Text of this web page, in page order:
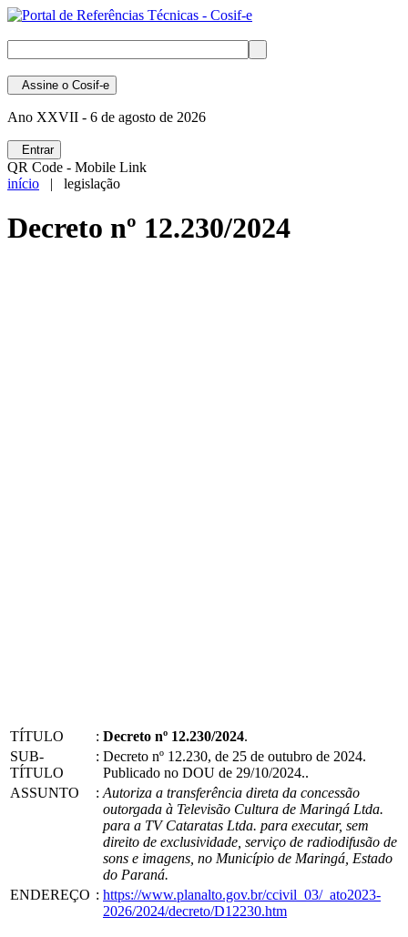
Assine o Cosif-e
Ano XXVII - 6 de agosto de 2026
Entrar
QR Code - Mobile Link
início | legislação
Decreto nº 12.230/2024
TÍTULO : Decreto nº 12.230/2024.
SUB-
TÍTULO
: Decreto nº 12.230, de 25 de outubro de 2024.
Publicado no DOU de 29/10/2024..
ASSUNTO
: Autoriza a transferência direta da concessão
outorgada à Televisão Cultura de Maringá Ltda.
para a TV Cataratas Ltda. para executar, sem
direito de exclusividade, serviço de radiodifusão de
sons e imagens, no Município de Maringá, Estado
do Paraná.
ENDEREÇO : https://www.planalto.gov.br/ccivil_03/_ato2023-
2026/2024/decreto/D12230.htm